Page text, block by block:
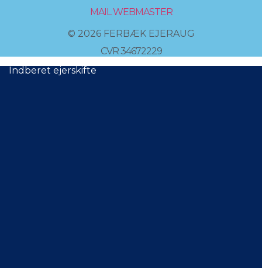
MAIL WEBMASTER
© 2026 FERBÆK EJERAUG
CVR 34672229
Indberet ejerskifte